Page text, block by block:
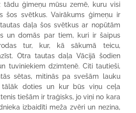
tādu ģimeņu mūsu zemē, kuru visi
šos svētkus. Vairākums ģimeņu ir
daļa šos svētkus ar nopūtām
un domās par tiem, kuri ir šaipus
tur, kur, kā sākumā teicu,
Otra tautas daļa Vācijā šodien
tuviniekiem dzimtenē. Citi tautieši,
sētas, mitinās pa svešām lauku
tālāk doties un kur būs viņu ceļa
tiešām ir traģisks, jo viņi no kara
izbaidīti meža zvēri un nezina,